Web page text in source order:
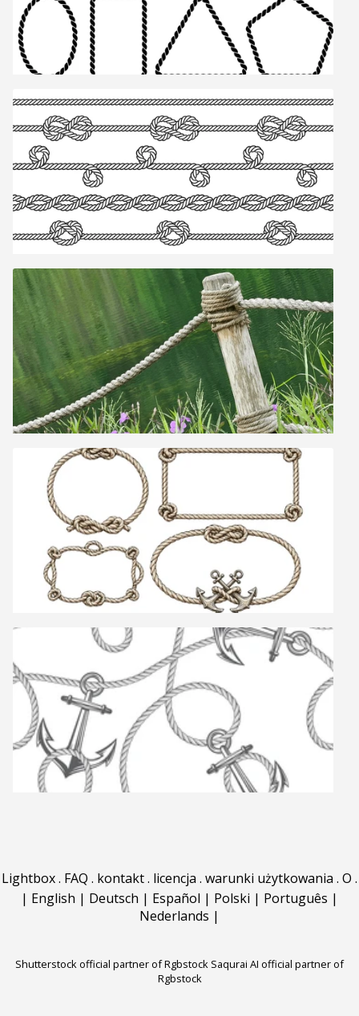
Lightbox. FAQ . kontakt. licencja . warunki użytkowania . O .
| English | Deutsch | Español | Polski | Português |
Nederlands |
Shutterstock official partner of Rgbstock Saqurai AI official partner of
Rgbstock